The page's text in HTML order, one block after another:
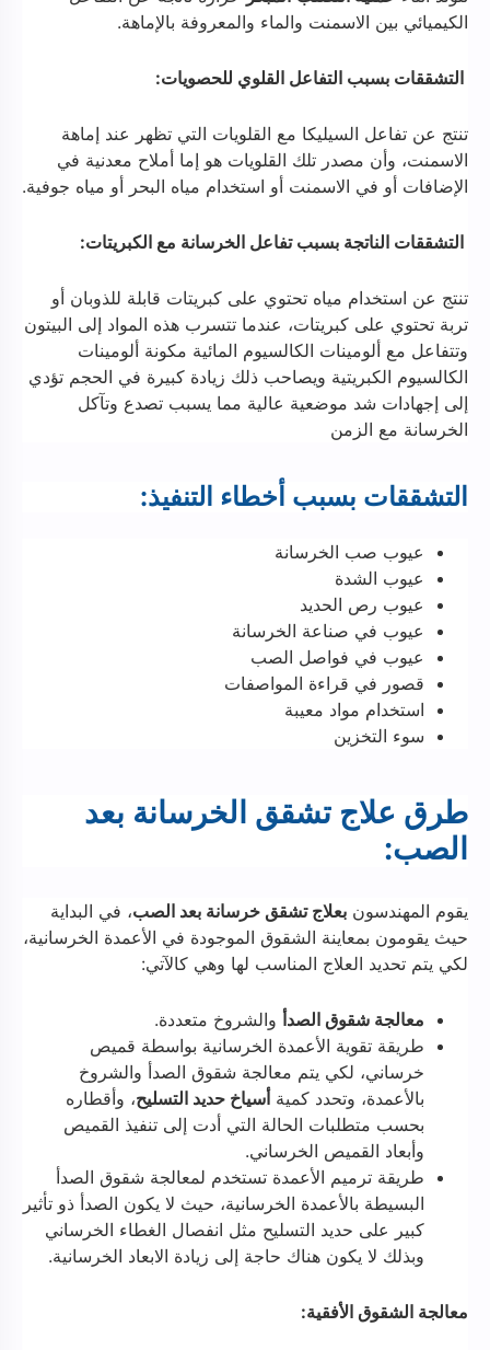
الكيميائي بين الاسمنت والماء والمعروفة بالإماهة.
التشققات بسبب التفاعل القلوي للحصويات:
تنتج عن تفاعل السيليكا مع القلويات التي تظهر عند إماهة
الاسمنت، وأن مصدر تلك القلويات هو إما أملاح معدنية في
الإضافات أو في الاسمنت أو استخدام مياه البحر أو مياه جوفية.
التشققات الناتجة بسبب تفاعل الخرسانة مع الكبريتات:
تنتج عن استخدام مياه تحتوي على كبريتات قابلة للذوبان أو
تربة تحتوي على كبريتات، عندما تتسرب هذه المواد إلى البيتون
وتتفاعل مع ألومينات الكالسيوم المائية مكونة ألومينات
الكالسيوم الكبريتية ويصاحب ذلك زيادة كبيرة في الحجم تؤدي
إلى إجهادات شد موضعية عالية مما يسبب تصدع وتآكل
الخرسانة مع الزمن
التشققات بسبب أخطاء التنفيذ:
عيوب صب الخرسانة
عيوب الشدة
عيوب رص الحديد
عيوب في صناعة الخرسانة
عيوب في فواصل الصب
قصور في قراءة المواصفات
استخدام مواد معيبة
سوء التخزين
طرق علاج تشقق الخرسانة بعد
الصب:
يقوم المهندسون بعلاج تشقق خرسانة بعد الصب، في البداية
حيث يقومون بمعاينة الشقوق الموجودة في الأعمدة الخرسانية،
لكي يتم تحديد العلاج المناسب لها وهي كالآتي:
معالجة شقوق الصدأ والشروخ متعددة.
طريقة تقوية الأعمدة الخرسانية بواسطة قميص
خرساني، لكي يتم معالجة شقوق الصدأ والشروخ
بالأعمدة، وتحدد كميةأسياخ حديد التسليح، وأقطاره
بحسب متطلبات الحالة التي أدت إلى تنفيذ القميص
وأبعاد القميص الخرساني.
طريقة ترميم الأعمدة تستخدم لمعالجة شقوق الصدأ
البسيطة بالأعمدة الخرسانية، حيث لا يكون الصدأ ذو تأثير
كبير على حديد التسليح مثل انفصال الغطاء الخرساني
وبذلك لا يكون هناك حاجة إلى زيادة الابعاد الخرسانية.
معالجة الشقوق الأفقية: